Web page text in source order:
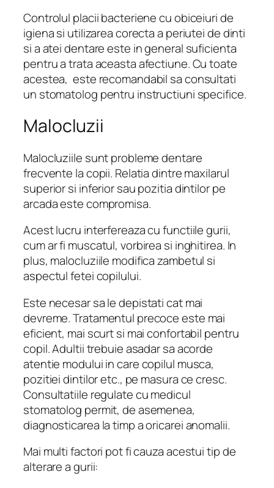
Controlul placii bacteriene cu obiceiuri de
igiena si utilizarea corecta a periutei de dinti
si a atei dentare este in general suficienta
pentru a trata aceasta afectiune. Cu toate
acestea, este recomandabil sa consultati
un stomatolog pentru instructiuni specifice.
Malocluzii
Malocluziile sunt probleme dentare
frecvente la copii. Relatia dintre maxilarul
superior si inferior sau pozitia dintilor pe
arcada este compromisa.
Acest lucru interfereaza cu functiile gurii,
cum ar fi muscatul, vorbirea si inghitirea. In
plus, malocluziile modifica zambetul si
aspectul fetei copilului.
Este necesar sa le depistati cat mai
devreme. Tratamentul precoce este mai
eficient, mai scurt si mai confortabil pentru
copil. Adultii trebuie asadar sa acorde
atentie modului in care copilul musca,
pozitiei dintilor etc., pe masura ce cresc.
Consultatiile regulate cu medicul
stomatolog permit, de asemenea,
diagnosticarea la timp a oricarei anomalii.
Mai multi factori pot fi cauza acestui tip de
alterare a gurii: